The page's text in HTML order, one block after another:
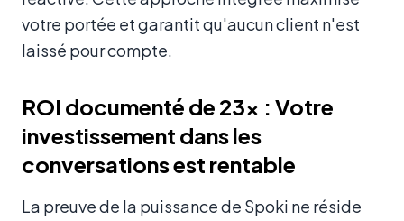
votre portée et garantit qu'aucun client n'est
laissé pour compte.
ROI documenté de 23x : Votre
investissement dans les
conversations est rentable
La preuve de la puissance de Spoki ne réside